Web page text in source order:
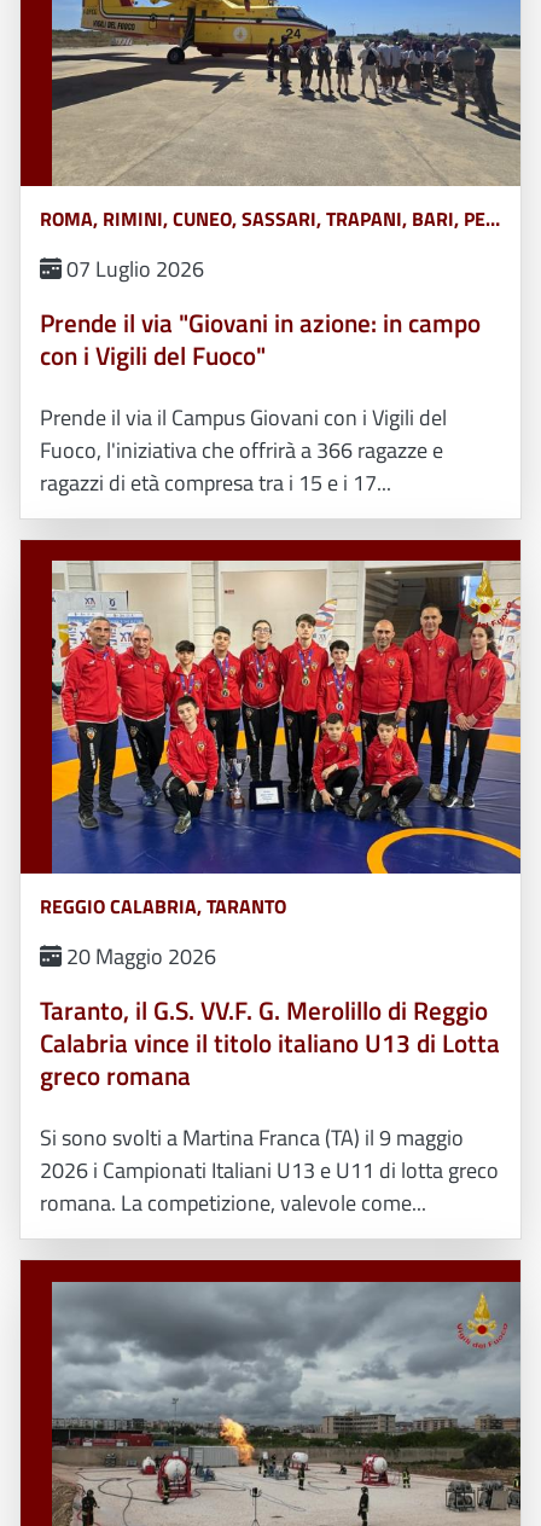
ROMA, RIMINI, CUNEO, SASSARI, TRAPANI, BARI, PERUGIA
07 Luglio 2026
Prende il via "Giovani in azione: in campo
con i Vigili del Fuoco"
Prende il via il Campus Giovani con i Vigili del
Fuoco, l'iniziativa che offrirà a 366 ragazze e
ragazzi di età compresa tra i 15 e i 17...
REGGIO CALABRIA, TARANTO
20 Maggio 2026
Taranto, il G.S. VV.F. G. Merolillo di Reggio
Calabria vince il titolo italiano U13 di Lotta
greco romana
Si sono svolti a Martina Franca (TA) il 9 maggio
2026 i Campionati Italiani U13 e U11 di lotta greco
romana. La competizione, valevole come...